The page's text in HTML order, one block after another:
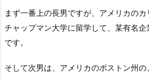
まず一番上の長男ですが、アメリカの
チャップマン大学に留学して、某有名企
です。
そして次男は、アメリカのボストン州